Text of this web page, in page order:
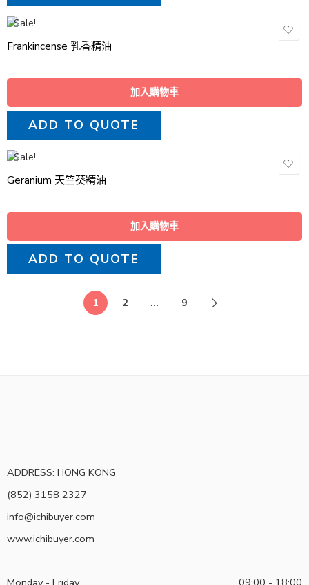
Sale!
Frankincense 乳香精油
加入購物車
ADD TO QUOTE
Sale!
Geranium 天竺葵精油
加入購物車
ADD TO QUOTE
1 2 ... 9
ADDRESS: HONG KONG
(852) 3158 2327
info@ichibuyer.com
www.ichibuyer.com
Monday - Friday 09:00 - 18:00